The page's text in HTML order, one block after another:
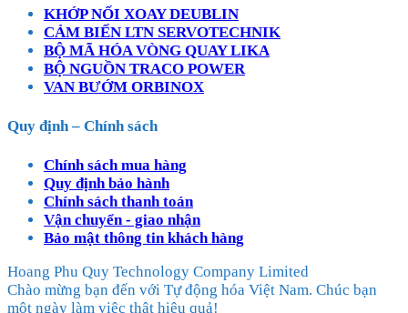
KHỚP NỐI XOAY DEUBLIN
CẢM BIẾN LTN SERVOTECHNIK
BỘ MÃ HÓA VÒNG QUAY LIKA
BỘ NGUỒN TRACO POWER
VAN BƯỚM ORBINOX
Quy định – Chính sách
Chính sách mua hàng
Quy định bảo hành
Chính sách thanh toán
Vận chuyển - giao nhận
Bảo mật thông tin khách hàng
Hoang Phu Quy Technology Company Limited
Chào mừng bạn đến với Tự động hóa Việt Nam. Chúc bạn
một ngày làm việc thật hiệu quả!